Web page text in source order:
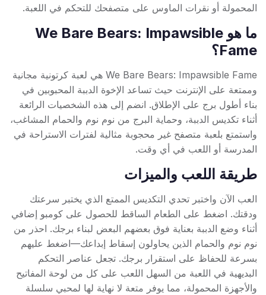
المحمولة أو نقرات الماوس على متصفحك للتحكم في اللعبة.
ما هو We Bare Bears: Impawsible
Fame؟
We Bare Bears: Impawsible Fame هي لعبة كرتونية مجانية
وممتعة على الإنترنت حيث تساعد الإخوة الدببة المحبوبين في
بناء أطول برج على الإطلاق. انضم إلى هذه الشخصيات الرائعة
أثناء تكديس الدببة، وحماية البرج من نوم نوم والحمام المشاغب،
واستمتع بلعبة متصفح غير محجوبة مثالية لفترات الاستراحة في
المدرسة أو اللعب في أي وقت.
طريقة اللعب والميزات
العب الآن واختبر تحدي التكديس الممتع الذي يختبر سرعتك
ودقتك. اضغط على الطعام الساقط للحصول على كومبو إضافي
أثناء وضع الدببة بعناية فوق بعضهم البعض لبناء برجك. احذر من
نوم نوم والحمام الذين يحاولون إسقاط إبداعك—اضغط عليهم
بسرعة للحفاظ على استقرار برجك. تجعل عناصر التحكم
البديهية في اللعبة من السهل اللعب على كل من لوحة المفاتيح
والأجهزة المحمولة، مما يوفر متعة لا نهاية لها لمحبي سلسلة